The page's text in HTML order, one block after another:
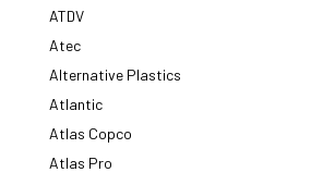
ATDV
Atec
Alternative Plastics
Atlantic
Atlas Copco
Atlas Pro